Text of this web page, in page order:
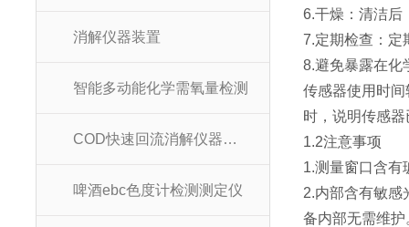
消解仪器装置
智能多动能化学需氧量检测
COD快速回流消解仪器装置
啤酒ebc色度计检测测定仪
6.干燥：清洁后
7.定期检查：定
8.避免暴露在化
传感器使用时
时，说明传感
1.2注意事项
1.测量窗口含有
2.内部含有敏感
备内部无需维护